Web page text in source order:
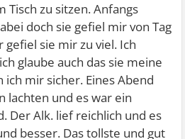
Tisch zu sitzen. Anfangs
doch sie gefiel mir von Tag
gefiel sie mir zu viel. Ich
glaube auch das sie meine
mir sicher. Eines Abend
lachten und es war ein
Der Alk. lief reichlich und es
besser. Das tollste und gut